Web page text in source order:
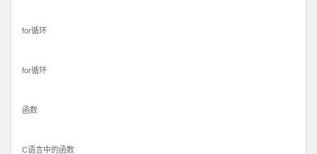
for循环
for循环
函数
C语言中的函数